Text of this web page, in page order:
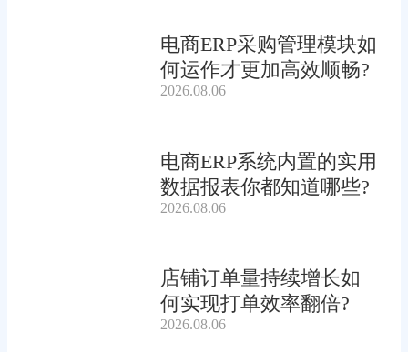
电商ERP采购管理模块如
何运作才更加高效顺畅?
2026.08.06
电商ERP系统内置的实用
数据报表你都知道哪些?
2026.08.06
店铺订单量持续增长如
何实现打单效率翻倍?
2026.08.06